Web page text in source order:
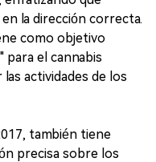
la dirección correcta.
como objetivo
el cannabis
actividades de los
también tiene
precisa sobre los